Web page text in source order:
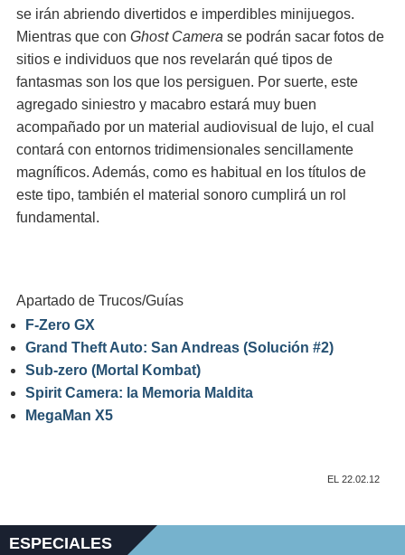
se irán abriendo divertidos e imperdibles minijuegos.
Mientras que con Ghost Camera se podrán sacar fotos de
sitios e individuos que nos revelarán qué tipos de
fantasmas son los que los persiguen. Por suerte, este
agregado siniestro y macabro estará muy buen
acompañado por un material audiovisual de lujo, el cual
contará con entornos tridimensionales sencillamente
magníficos. Además, como es habitual en los títulos de
este tipo, también el material sonoro cumplirá un rol
fundamental.
Apartado de Trucos/Guías
F-Zero GX
Grand Theft Auto: San Andreas (Solución #2)
Sub-zero (Mortal Kombat)
Spirit Camera: la Memoria Maldita
MegaMan X5
EL 22.02.12
ESPECIALES